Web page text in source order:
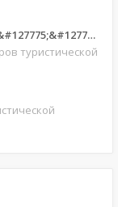
туристической